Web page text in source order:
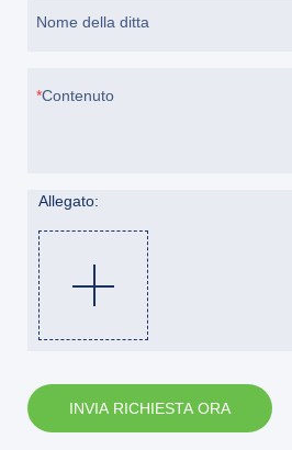
Nome della ditta
Contenuto
Allegato:
INVIA RICHIESTA ORA